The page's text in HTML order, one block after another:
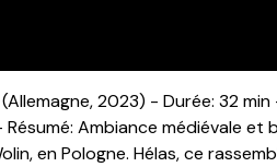
2023) - Durée: 32
Ambiance médiévale et
en Pologne. Hélas, ce